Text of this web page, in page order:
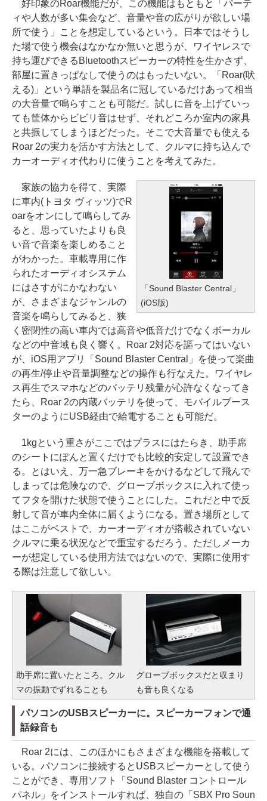
好印象のRoar機能だが、この機能はもともと「パーテ
ィや人数が多い集会など、音量や音の広がりが欲しい場
所で使う」ことを想定しているという。日本ではそうし
た場で使う機会はなかなか無いと思うが、ワイヤレスで
持ち運びできるBluetoothスピーカーの特性を生かさず、
部屋に置きっぱなしで使うのはもったいない。「Roar(吠
える)」という単語を製品名に冠しているだけあって相当
の大音量で鳴らすことも可能だ。試しに音を上げていっ
ても筐体からビビリ音はせず、それどころか室内の家具
と共振してしまうほどだった。そこで大音量でも使える
Roar 2の実力を活かす方法として、クルマに持ち込んで
カーオーディオ代わりに使うことを考えてみた。
「Sound Blaster Central」
(iOS版)
家族の協力を得て、実際
に車内(トヨタ ヴィッツ)でR
oarをオンにして鳴らしてみ
ると、思っていたよりも良
い音で音楽を楽しめること
がわかった。車載専用に作
られたオーディオシステム
にはさすがにかなわない
が、さまざまなジャンルの
音楽を鳴らしてみると、狭
く密閉性の高い車内では高音や低音だけでなくボーカル
などの中音域も良く響く。Roar 2対応を謳ってはいない
が、iOS用アプリ「Sound Blaster Central」を使って楽曲
の再生/停止や音量調整などの操作も行なえた。ワイヤレ
ス再生でスマホなどのバッテリ残量が心許なくなってき
たら、Roar 2の内蔵バッテリを使って、モバイルブース
ターのようにUSB経由で給電することも可能だ。
1kgという重さがここではプラスにはたらき、助手席
のシートにぽんと置くだけでも比較的安定して設置でき
る。とはいえ、万一急ブレーキをかけるなどして飛んで
しまっては危険なので、グローブボックスに入れて使っ
てフタを開けた状態で使うことにした。これだと中で反
射して音が車内全体に届くようになる。置き場所として
はここがベストで、カーオーディオが搭載されていない
クルマに乗る状況などで重宝するだろう。ただしメーカ
ーが想定している使用方法ではないので、実際に使用す
る際は注意して欲しい。
助手席に置いたところ。クル
マの振動でずれることも
グローブボックスだと収まり
も音も良くなる
パソコンのUSBスピーカーに。スピーカーフォンで通
話録音も
Roar 2には、このほかにもさまざまな機能を搭載して
いる。パソコンに接続するとUSBスピーカーとして使う
ことができ、専用ソフト「Sound Blaster コントロール
パネル」をインストールすれば、独自の「SBX Pro Soun